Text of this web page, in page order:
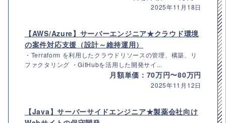
2025年11月18日
【AWS/Azure】サーバーエンジニア★クラウド環境
の案件対応支援（設計～維持運用）
・Terraform を利用したクラウドリソースの管理、構築、リ
ファクタリング ・GitHubを活用した開発サイ...
月額単価：70万円〜80万円
2025年11月12日
【Java】サーバーサイドエンジニア★製薬会社向け